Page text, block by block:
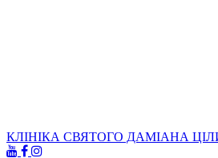
КЛІНІКА СВЯТОГО ДАМІАНА